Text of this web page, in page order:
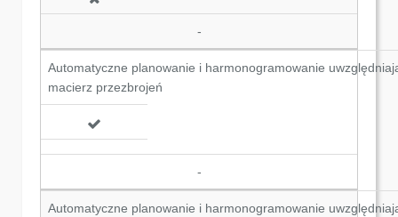
-
Automatyczne planowanie i harmonogramowanie
macierz przezbrojeń
-
Automatyczne planowanie i harmonogramowanie